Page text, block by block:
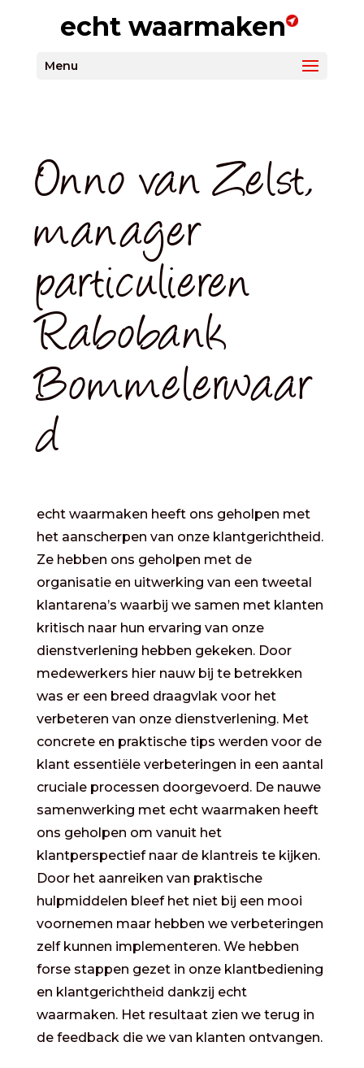
echt waarmaken
Menu
Onno van Zelst,
manager
particulieren
Rabobank
Bommelerwaar
d
echt waarmaken heeft ons geholpen met
het aanscherpen van onze klantgerichtheid.
Ze hebben ons geholpen met de
organisatie en uitwerking van een tweetal
klantarena’s waarbij we samen met klanten
kritisch naar hun ervaring van onze
dienstverlening hebben gekeken. Door
medewerkers hier nauw bij te betrekken
was er een breed draagvlak voor het
verbeteren van onze dienstverlening. Met
concrete en praktische tips werden voor de
klant essentiële verbeteringen in een aantal
cruciale processen doorgevoerd. De nauwe
samenwerking met echt waarmaken heeft
ons geholpen om vanuit het
klantperspectief naar de klantreis te kijken.
Door het aanreiken van praktische
hulpmiddelen bleef het niet bij een mooi
voornemen maar hebben we verbeteringen
zelf kunnen implementeren. We hebben
forse stappen gezet in onze klantbediening
en klantgerichtheid dankzij echt
waarmaken. Het resultaat zien we terug in
de feedback die we van klanten ontvangen.